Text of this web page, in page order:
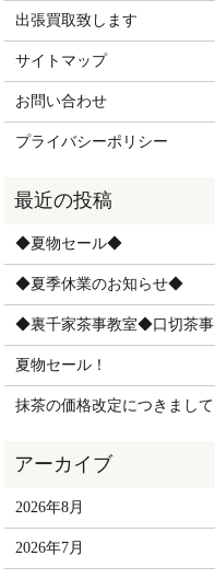
出張買取致します
サイトマップ
お問い合わせ
プライバシーポリシー
◆夏物セール◆
◆夏季休業のお知らせ◆
◆裏千家茶事教室◆口切茶事
夏物セール！
抹茶の価格改定につきまして
2026年8月
2026年7月